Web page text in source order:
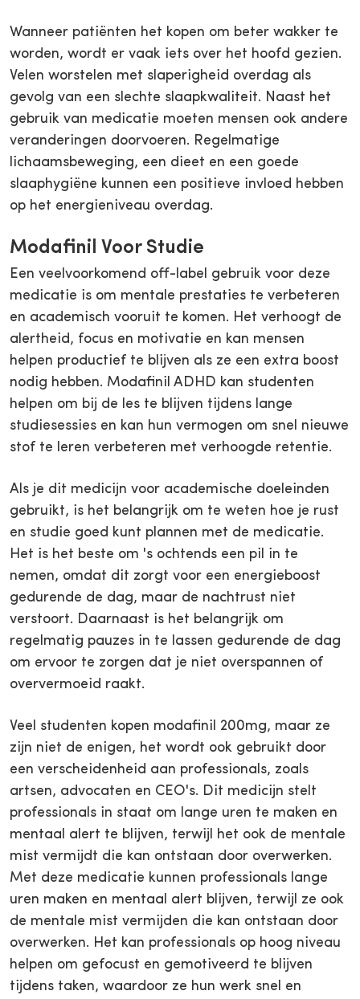
Wanneer patiënten het kopen om beter wakker te
worden, wordt er vaak iets over het hoofd gezien.
Velen worstelen met slaperigheid overdag als
gevolg van een slechte slaapkwaliteit. Naast het
gebruik van medicatie moeten mensen ook andere
veranderingen doorvoeren. Regelmatige
lichaamsbeweging, een dieet en een goede
slaaphygiëne kunnen een positieve invloed hebben
op het energieniveau overdag.
Modafinil Voor Studie
Een veelvoorkomend off-label gebruik voor deze
medicatie is om mentale prestaties te verbeteren
en academisch vooruit te komen. Het verhoogt de
alertheid, focus en motivatie en kan mensen
helpen productief te blijven als ze een extra boost
nodig hebben. Modafinil ADHD kan studenten
helpen om bij de les te blijven tijdens lange
studiesessies en kan hun vermogen om snel nieuwe
stof te leren verbeteren met verhoogde retentie.
Als je dit medicijn voor academische doeleinden
gebruikt, is het belangrijk om te weten hoe je rust
en studie goed kunt plannen met de medicatie.
Het is het beste om 's ochtends een pil in te
nemen, omdat dit zorgt voor een energieboost
gedurende de dag, maar de nachtrust niet
verstoort. Daarnaast is het belangrijk om
regelmatig pauzes in te lassen gedurende de dag
om ervoor te zorgen dat je niet overspannen of
oververmoeid raakt.
Veel studenten kopen modafinil 200mg, maar ze
zijn niet de enigen, het wordt ook gebruikt door
een verscheidenheid aan professionals, zoals
artsen, advocaten en CEO's. Dit medicijn stelt
professionals in staat om lange uren te maken en
mentaal alert te blijven, terwijl het ook de mentale
mist vermijdt die kan ontstaan door overwerken.
Met deze medicatie kunnen professionals lange
uren maken en mentaal alert blijven, terwijl ze ook
de mentale mist vermijden die kan ontstaan door
overwerken. Het kan professionals op hoog niveau
helpen om gefocust en gemotiveerd te blijven
tijdens taken, waardoor ze hun werk snel en